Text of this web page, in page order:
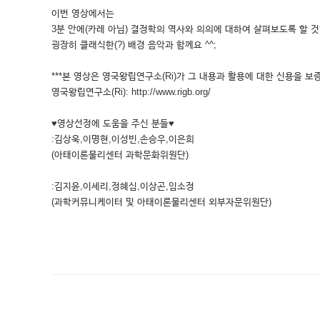
이번 영상에서는
3분 안에(카레 아님) 결정학의 역사와 의의에 대하여 살펴보도록 할
굉장히 클래식한(?) 배경 음악과 함께요 ^^;
***본 영상은 영국왕립연구소(Ri)가 그 내용과 활용에 대한 신용을 보
영국왕립연구소(Ri): http://www.rigb.org/
♥영상선정에 도움을 주신 분들♥
:김상욱,이명현,이성빈,손승우,이은희
(아태이론물리센터 과학문화위원단)
:김지윤,이세리,정혜심,이상곤,임소정
(과학커뮤니케이터 및 아태이론물리센터 외부자문위원단)